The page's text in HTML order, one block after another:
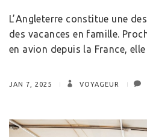
L’Angleterre constitue une
des vacances en famille.
en avion depuis la France,
JAN 7, 2025 VOYAGEUR